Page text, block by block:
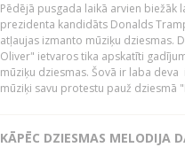
Pēdējā pusgada laikā arvien biežāk
prezidenta kandidāts Donalds
atļaujas izmanto mūziķu dziesmas.
Oliver" ietvaros tika apskatīti
mūziķu dziesmas. Šovā ir laba
mūziķi savu protestu pauž dziesmā
KĀPĒC DZIESMAS MELODIJA